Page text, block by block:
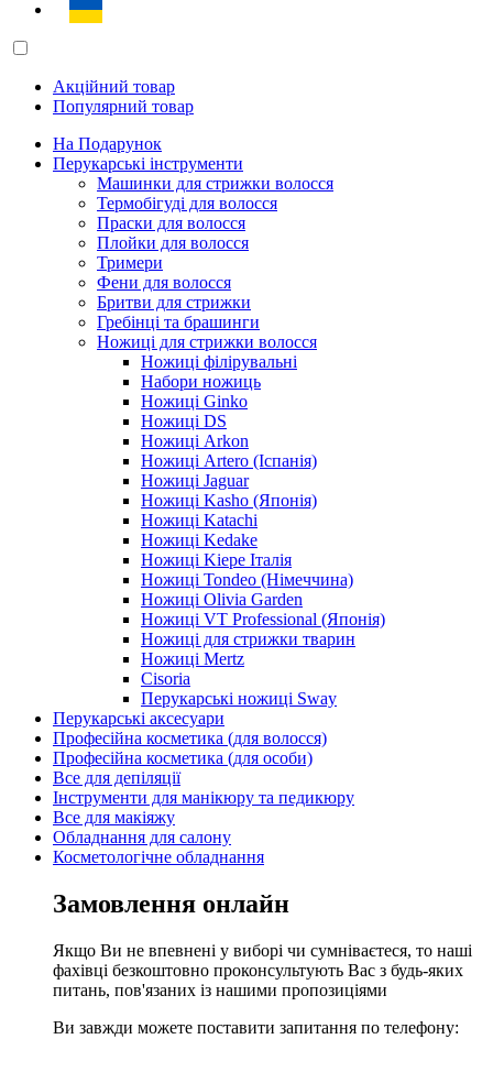
Акційний товар
Популярний товар
На Подарунок
Перукарські інструменти
Машинки для стрижки волосся
Термобігуді для волосся
Праски для волосся
Плойки для волосся
Тримери
Фени для волосся
Бритви для стрижки
Гребінці та брашинги
Ножиці для стрижки волосся
Ножиці філірувальні
Набори ножиць
Ножиці Ginko
Ножиці DS
Ножиці Arkon
Ножиці Artero (Іспанія)
Ножиці Jaguar
Ножиці Kasho (Японія)
Ножиці Katachi
Ножиці Kedake
Ножиці Kiepe Італія
Ножиці Tondeo (Німеччина)
Ножиці Olivia Garden
Ножиці VT Professional (Японія)
Ножиці для стрижки тварин
Ножиці Mertz
Cisoria
Перукарські ножиці Sway
Перукарські аксесуари
Професійна косметика (для волосся)
Професійна косметика (для особи)
Все для депіляції
Інструменти для манікюру та педикюру
Все для макіяжу
Обладнання для салону
Косметологічне обладнання
Замовлення онлайн
Якщо Ви не впевнені у виборі чи сумніваєтеся, то наші
фахівці безкоштовно проконсультують Вас з будь-яких
питань, пов'язаних із нашими пропозиціями
Ви завжди можете поставити запитання по телефону: